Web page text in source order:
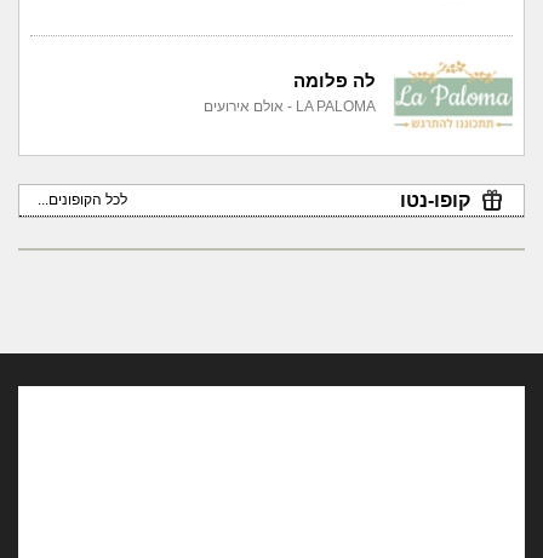
לה פלומה
LA PALOMA - אולם אירועים
קופו-נטו לכל הקופונים...